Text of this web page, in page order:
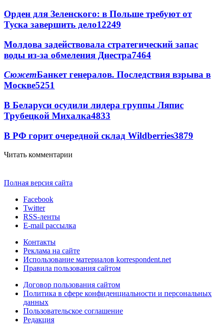
Орден для Зеленского: в Польше требуют от
Туска завершить дело12249
Молдова задействовала стратегический запас
воды из-за обмеления Днестра7464
СюжетБанкет генералов. Последствия взрыва в
Москве5251
В Беларуси осудили лидера группы Ляпис
Трубецкой Михалка4833
В РФ горит очередной склад Wildberries3879
Читать комментарии
Полная версия сайта
Facebook
Twitter
RSS-ленты
E-mail рассылка
Контакты
Реклама на сайте
Использование материалов korrespondent.net
Правила пользования сайтом
Договор пользования сайтом
Политика в сфере конфиденциальности и персональных
данных
Пользовательское соглашение
Редакция